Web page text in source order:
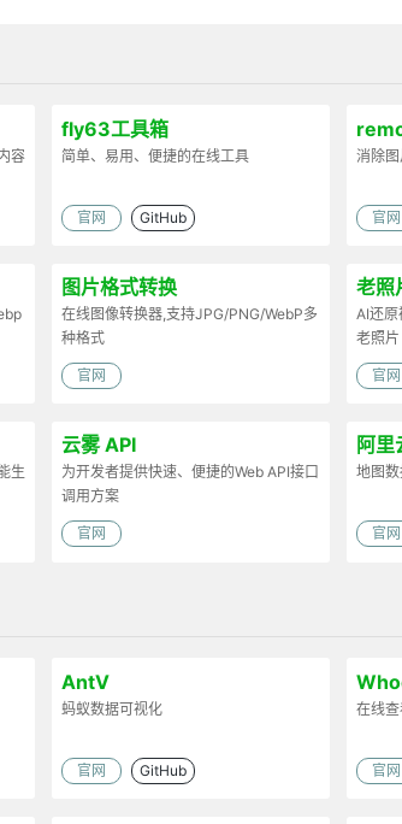
容
fly63工具箱
简单、易用、便捷的在线工具
官网 GitHub
消除
官网
图片格式转换
在线图像转换器,支持JPG/PNG/WebP多
种格式
官网
老照
AI还原
老照片
官网
生
云雾 API
为开发者提供快速、便捷的Web API接口
调用方案
官网
阿
地图
官网
AntV
蚂蚁数据可视化
官网 GitHub
在线
官网